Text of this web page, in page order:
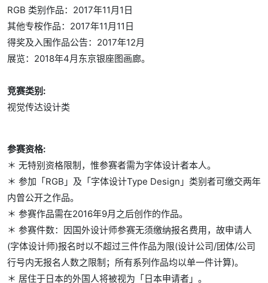
RGB 类别作品：2017年11月1日
其他专桉作品：2017年11月11日
得奖及入围作品公告：2017年12月
展览：2018年4月东京银座图画廊。
竞赛类别:
视觉传达设计类
参赛资格:
＊ 无特别资格限制，惟参赛者需为字体设计者本人。
＊ 参加「RGB」及「字体设计Type Design」类别者可缴交两年
内曾公开之作品。
＊ 参赛作品需在2016年9月之后创作的作品。
＊ 参赛件数：因国外设计师参赛无须缴纳报名费用，故申请人
(字体设计师)报名时以不超过三件作品为限(设计公司/团体/公司
行号内无报名人数之限制；所有系列作品均以单一件计算)。
＊ 居住于日本的外国人将被视为「日本申请者」。